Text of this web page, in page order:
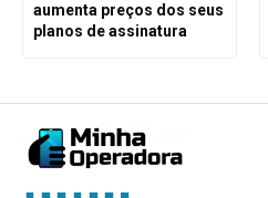
aumenta preços dos seus
planos de assinatura